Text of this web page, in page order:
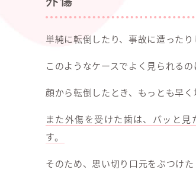
単純に転倒したり、事故に遭った
このようなケースでよく見られるの
顔から転倒したとき、もっとも早
また外傷を受けた歯は、パッと
す。
そのため、思い切り口元をぶつけ